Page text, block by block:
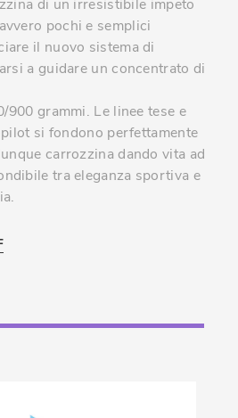
di un irresistibile impeto
pochi e semplici
il nuovo sistema di
a guidare un concentrato di
900 grammi. Le linee tese e
si fondono perfettamente
carrozzina dando vita ad
tra eleganza sportiva e